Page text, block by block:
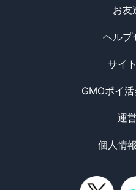
お友
ヘルプ
サイ
GMOポイ
運
個人情